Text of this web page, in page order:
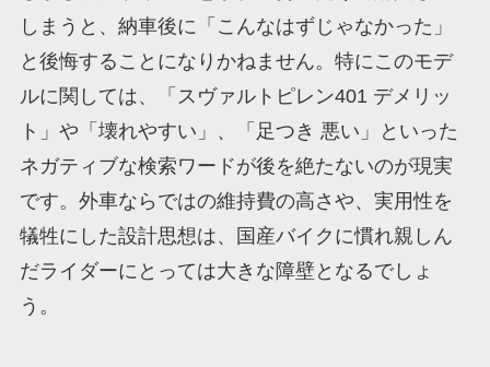
しまうと、納車後に「こんなはずじゃなかった」
と後悔することになりかねません。特にこのモデ
ルに関しては、「スヴァルトピレン401 デメリッ
ト」や「壊れやすい」、「足つき 悪い」といった
ネガティブな検索ワードが後を絶たないのが現実
です。外車ならではの維持費の高さや、実用性を
犠牲にした設計思想は、国産バイクに慣れ親しん
だライダーにとっては大きな障壁となるでしょ
う。